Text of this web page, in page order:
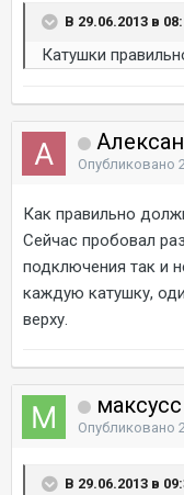
В 29.06.2013 в
Катушки
Опубликовано
Как правильно
Сейчас пробовал
подключения так и
каждую катушку,
верху.
максусс
Опубликовано
В 29.06.2013 в